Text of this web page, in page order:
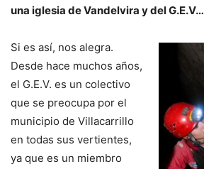
una iglesia de Vandelvira y del G.E.V…
Si es así, nos alegra.
Desde hace muchos años,
el G.E.V. es un colectivo
que se preocupa por el
municipio de Villacarrillo
en todas sus vertientes,
ya que es un miembro